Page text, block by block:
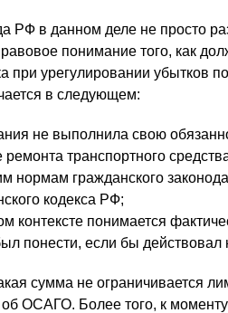
РФ в данном деле не просто
понимание того, как
при урегулировании убытков
в следующем:
не выполнила свою
ремонта транспортного
нормам гражданского
кодекса РФ;
контексте понимается
понести, если бы
сумма не ограничивается
ОСАГО. Более того, к